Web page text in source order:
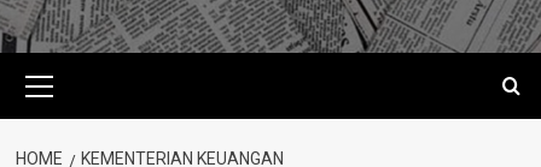
Menu
HOME KEMENTERIAN KEUANGAN